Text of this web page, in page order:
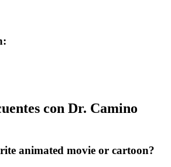
con Dr. Camino
animated movie or cartoon?